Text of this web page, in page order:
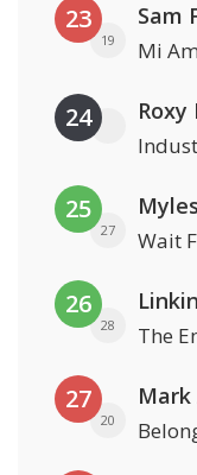
23
19
Sam
Mi
24 Roxy
25
27 Wait
26
28 The
27
20